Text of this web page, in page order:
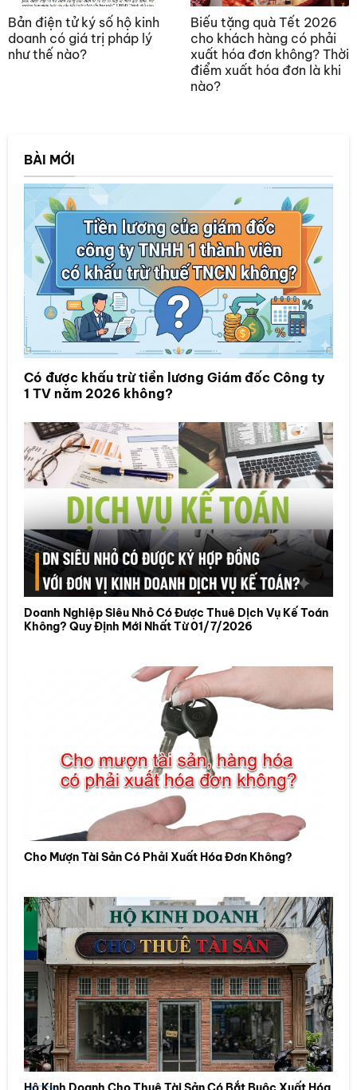
Bản điện tử ký số hộ kinh
doanh có giá trị pháp lý
như thế nào?
Biếu tặng quà Tết 2026
cho khách hàng có phải
xuất hóa đơn không? Thời
điểm xuất hóa đơn là khi
nào?
BÀI MỚI
Có được khấu trừ tiền lương Giám đốc Công ty
1 TV năm 2026 không?
Doanh Nghiệp Siêu Nhỏ Có Được Thuê Dịch Vụ Kế Toán
Không? Quy Định Mới Nhất Từ 01/7/2026
Cho Mượn Tài Sản Có Phải Xuất Hóa Đơn Không?